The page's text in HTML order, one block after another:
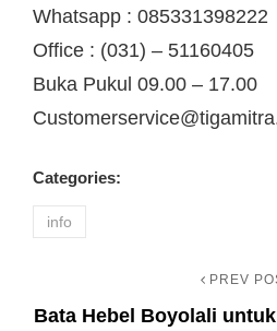
Whatsapp : 085331398222
Office : (031) – 51160405
Buka Pukul 09.00 – 17.00
Categories:
info
Post
PREV
Bata Hebel Boyolali